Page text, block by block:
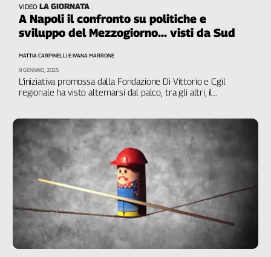
Categorie
Filcams
Filt
Fiom
Flai
Spi
Caaf
VIDEO LA GIORNATA
A Napoli il confronto su politiche e
sviluppo del Mezzogiorno... visti da Sud
L’iniziativa promossa dalla Fondazione Di Vittorio e Cgil
regionale ha visto alternarsi dal palco, tra gli altri, il
Fondazione Di Vittorio, e il segretario Cgil nazionale,
Christian Ferrari. Il video racconto
MATTIA CARPINELLI E IVANA MARRONE
9 GENNAIO, 2025